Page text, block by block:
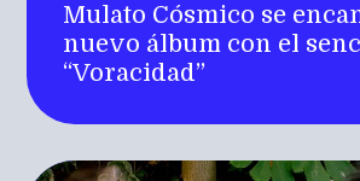
Mulato Cósmico se
nuevo álbum con el
“Voracidad”